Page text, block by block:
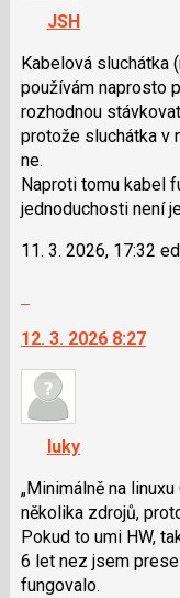
navigaci
lze
použít
i
klávesy
N
následující
a
pro
názor
JSH
Kabelová sluchátka
používám naprosto
rozhodnou
protože sluchátka v
ne.
Naproti tomu kabel
jednoduchosti není
11. 3. 2026, 17:32
další
nový
názor.
navigaci
lze
použít
i
klávesy
N
pro
12. 3. 2026 8:27
luky
Minimálně na
několika zdrojů,
Pokud to umi HW,
6 let nez jsem
fungovalo.